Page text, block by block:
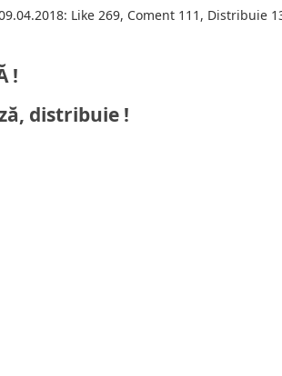
Like 269, Coment 111, Distribuie
!
distribuie !